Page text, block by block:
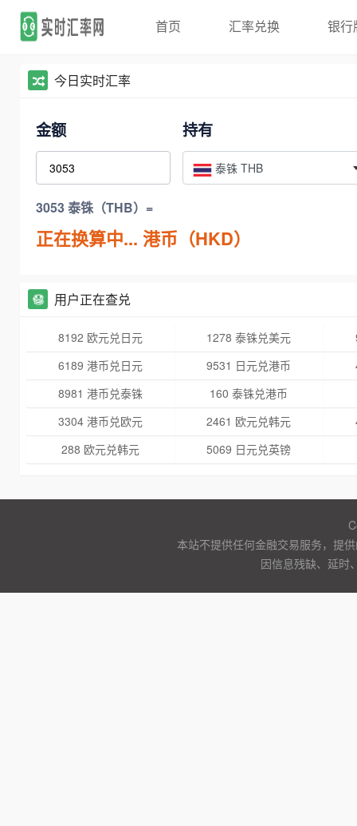
首页 汇率兑换 银行
今日实时汇率
金额 持有
泰铢 THB
3053 泰铢（THB）=
正在换算中... 港币（HKD）
用户正在查兑
8192 欧元兑日元 1278 泰铢兑美元
6189 港币兑日元
9531 日元兑港币
8981 港币兑泰铢
160 泰铢兑港币
3304 港币兑欧元
2461 欧元兑韩元
288 欧元兑韩元
5069 日元兑英镑
本站不提供任何金融交易服务，提
因信息残缺、延时